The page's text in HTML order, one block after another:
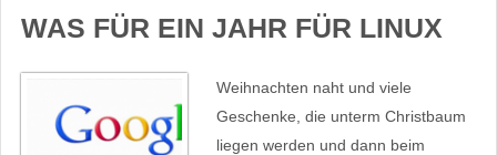
WAS FÜR EIN JAHR FÜR LINUX
Weihnachten naht und viele
Geschenke, die unterm Christbaum
liegen werden und dann beim